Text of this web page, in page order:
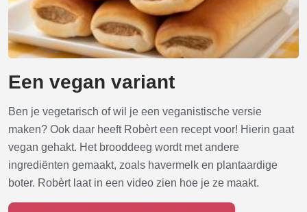
Een vegan variant
Ben je vegetarisch of wil je een veganistische versie
maken? Ook daar heeft Robèrt een recept voor! Hierin gaat
vegan gehakt. Het brooddeeg wordt met andere
ingrediënten gemaakt, zoals havermelk en plantaardige
boter. Robèrt laat in een video zien hoe je ze maakt.